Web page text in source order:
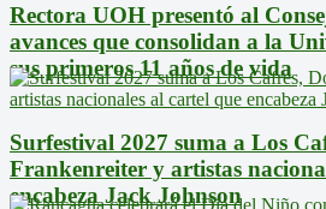
Rectora UOH presentó al
avances que consolidan a la
sus primeros 11 años de vida
Surfestival 2027 suma a Los
Frankenreiter y artistas
encabeza Jack Johnson